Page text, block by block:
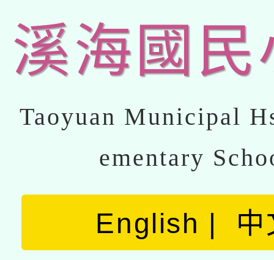
溪海國民
Taoyuan Municipal
ementary
English 中